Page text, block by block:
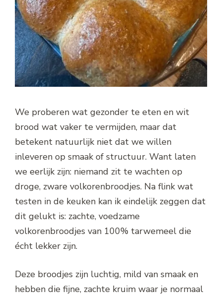
We proberen wat gezonder te eten en wit
brood wat vaker te vermijden, maar dat
betekent natuurlijk niet dat we willen
inleveren op smaak of structuur. Want laten
we eerlijk zijn: niemand zit te wachten op
droge, zware volkorenbroodjes. Na flink wat
testen in de keuken kan ik eindelijk zeggen dat
dit gelukt is: zachte, voedzame
volkorenbroodjes van 100% tarwemeel die
écht lekker zijn.
Deze broodjes zijn luchtig, mild van smaak en
hebben die fijne, zachte kruim waar je normaal